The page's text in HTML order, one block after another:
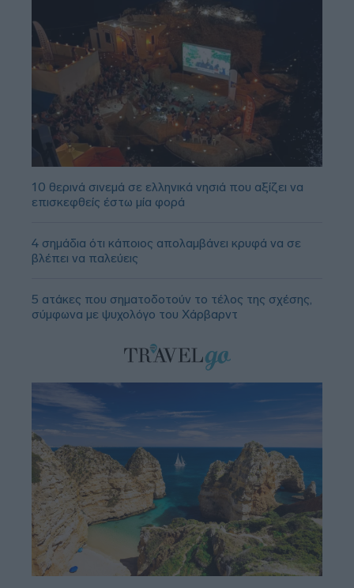
10 θερινά σινεμά σε ελληνικά νησιά που αξίζει να
επισκεφθείς έστω μία φορά
4 σημάδια ότι κάποιος απολαμβάνει κρυφά να σε
βλέπει να παλεύεις
5 ατάκες που σηματοδοτούν το τέλος της σχέσης,
σύμφωνα με ψυχολόγο του Χάρβαρντ